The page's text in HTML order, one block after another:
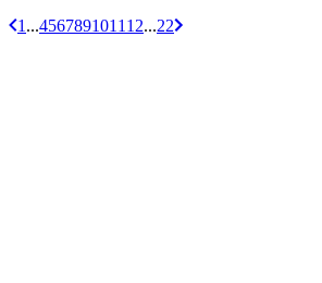
1 ...4567891011 12...22